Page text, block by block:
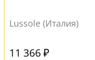
Lussole (Италия)
11 366 ₽